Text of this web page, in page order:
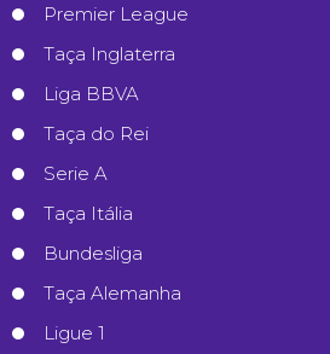
Premier League
Taça Inglaterra
Liga BBVA
Taça do Rei
Serie A
Taça Itália
Bundesliga
Taça Alemanha
Ligue 1